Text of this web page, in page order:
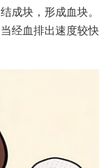
成块，形成血块。
经血排出速度较快